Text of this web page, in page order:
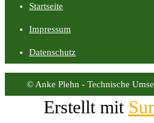
Startseite
Impressum
Datenschutz
© Anke Plehn - Technische
Erstellt mit